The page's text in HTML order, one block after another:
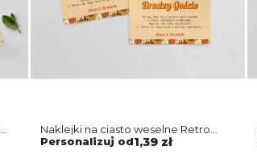
Naklejki na ciasto weselne Retro
Style Motyw 1
Personalizuj od1,39 zł